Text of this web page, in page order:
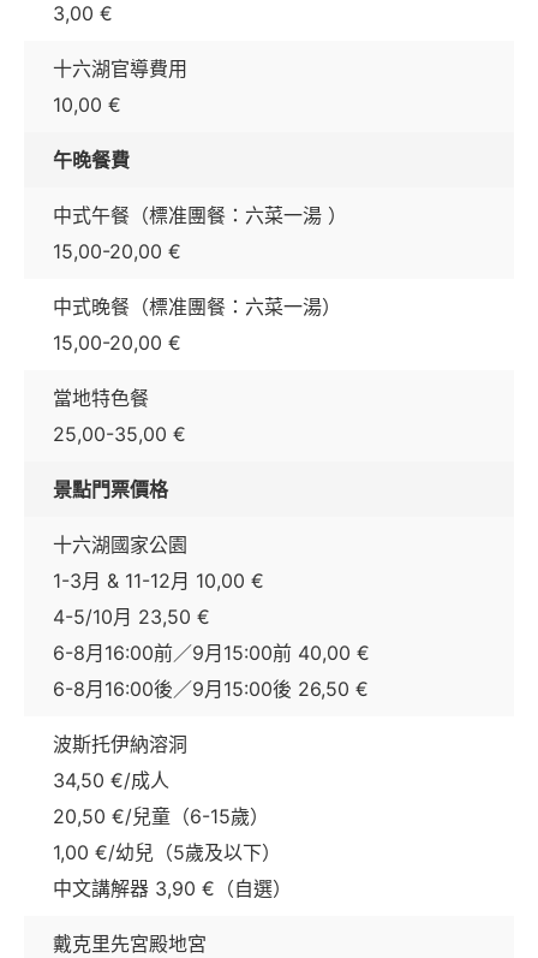
3,00 €
十六湖官導費用
10,00 €
午晚餐費
中式午餐（標准團餐：六菜一湯 ）
15,00-20,00 €
中式晚餐（標准團餐：六菜一湯）
15,00-20,00 €
當地特色餐
25,00-35,00 €
景點門票價格
十六湖國家公園
1-3月 & 11-12月 10,00 €
4-5/10月 23,50 €
6-8月16:00前／9月15:00前 40,00 €
6-8月16:00後／9月15:00後 26,50 €
波斯托伊納溶洞
34,50 €/成人
20,50 €/兒童（6-15歲）
1,00 €/幼兒（5歲及以下）
中文講解器 3,90 €（自選）
戴克里先宮殿地宮